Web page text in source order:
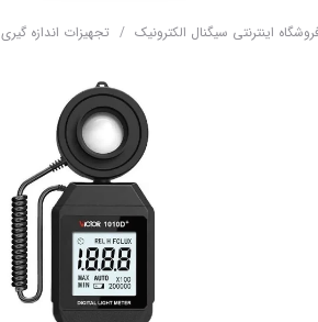
اینترنتی سیگنال الکترونیک تجهیزات اندازه گیری